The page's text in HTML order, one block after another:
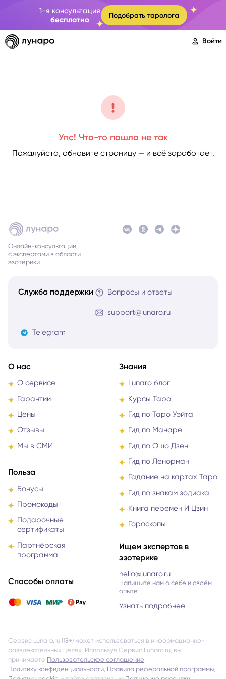
1-я консультация
бесплатно
Подобрать таролога
Войти
Упс! Что-то пошло не так
Пожалуйста, обновите страницу — и всё заработает.
Онлайн-консультации
с экспертами в области
эзотерики
Служба поддержки Вопросы и ответы
support@lunaro.ru
Telegram
О нас
О сервисе
Гарантии
Цены
Отзывы
Мы в СМИ
Польза
Бонусы
Промокоды
Подарочные
сертификаты
Партнёрская
программа
Способы оплаты
Знания
Lunaro блог
Курсы Таро
Гид по Таро Уэйта
Гид по Манаре
Гид по Ошо Дзен
Гид по Ленорман
Гадание на картах Таро
Гид по знакам зодиака
Книга перемен И Цзин
Гороскопы
Ищем экспертов в
эзотерике
hello@lunaro.ru
Напишите нам о себе и своём
опыте
Узнать подробнее
Сервис Lunaro.ru (18+) может использоваться в информационно-
развлекательных целях. Используя Сервис Lunaro.ru, вы
принимаете Пользовательское соглашение,
Политику конфиденциальности, Правила реферальной программы,